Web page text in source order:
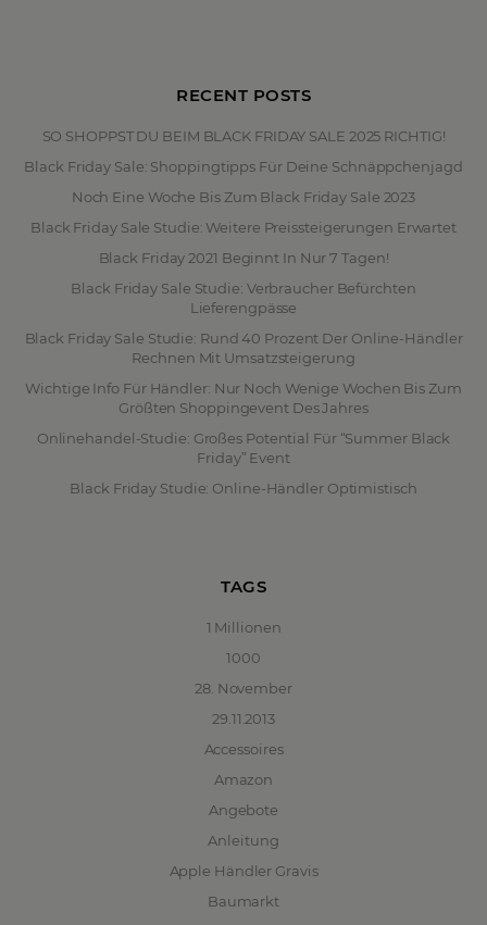
RECENT POSTS
SO SHOPPST DU BEIM BLACK FRIDAY SALE 2025 RICHTIG!
Black Friday Sale: Shoppingtipps Für Deine Schnäppchenjagd
Noch Eine Woche Bis Zum Black Friday Sale 2023
Black Friday Sale Studie: Weitere Preissteigerungen Erwartet
Black Friday 2021 Beginnt In Nur 7 Tagen!
Black Friday Sale Studie: Verbraucher Befürchten
Lieferengpässe
Black Friday Sale Studie: Rund 40 Prozent Der Online-Händler
Rechnen Mit Umsatzsteigerung
Wichtige Info Für Händler: Nur Noch Wenige Wochen Bis Zum
Größten Shoppingevent Des Jahres
Onlinehandel-Studie: Großes Potential Für “Summer Black
Friday” Event
Black Friday Studie: Online-Händler Optimistisch
TAGS
1 Millionen
1000
28. November
29.11.2013
Accessoires
Amazon
Angebote
Anleitung
Apple Händler Gravis
Baumarkt